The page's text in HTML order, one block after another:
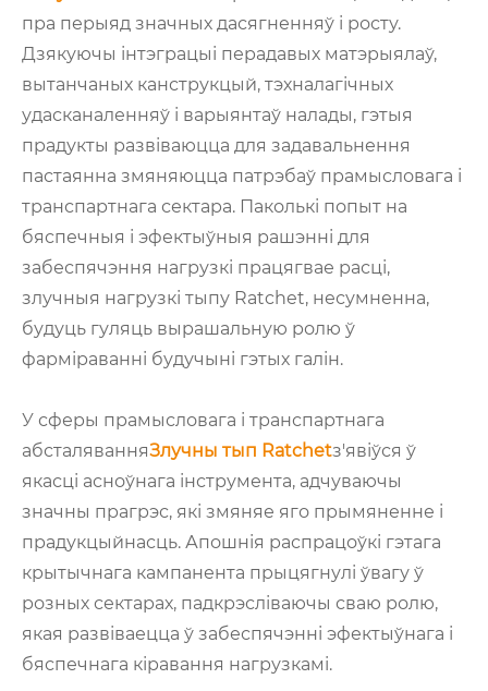
пра перыяд значных дасягненняў і росту.
Дзякуючы інтэграцыі перадавых матэрыялаў,
вытанчаных канструкцый, тэхналагічных
удасканаленняў і варыянтаў налады, гэтыя
прадукты развіваюцца для задавальнення
пастаянна змяняюцца патрэбаў прамысловага і
транспартнага сектара. Паколькі попыт на
бяспечныя і эфектыўныя рашэнні для
забеспячэння нагрузкі працягвае расці,
злучныя нагрузкі тыпу Ratchet, несумненна,
будуць гуляць вырашальную ролю ў
фарміраванні будучыні гэтых галін.
У сферы прамысловага і транспартнага
абсталяванняЗлучны тып Ratchetз'явіўся ў
якасці асноўнага інструмента, адчуваючы
значны прагрэс, які змяняе яго прымяненне і
прадукцыйнасць. Апошнія распрацоўкі гэтага
крытычнага кампанента прыцягнулі ўвагу ў
розных сектарах, падкрэсліваючы сваю ролю,
якая развіваецца ў забеспячэнні эфектыўнага і
бяспечнага кіравання нагрузкамі.